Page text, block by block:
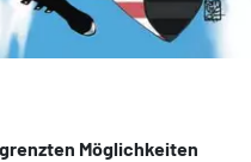
Möglichkeiten